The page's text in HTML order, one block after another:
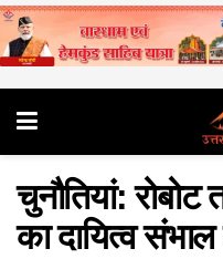
चुनौतियां:
का दायित्व